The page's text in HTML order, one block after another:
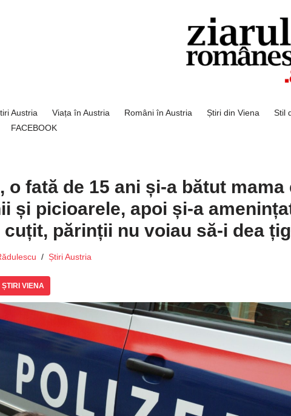
Austria Viața în Austria Români în Austria Știri din Viena Stil
FACEBOOK
o fată de 15 ani și-a bătut mama
și picioarele, apoi și-a
cuțit, părinții nu voiau să-i dea
Știri Austria
ȘTIRI VIENA